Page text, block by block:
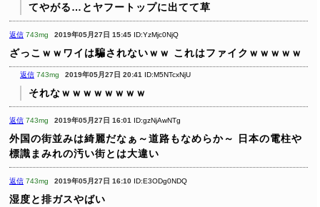
てやがる…とヤフートップに出てて草
返信 743mg 2019年05月27日 15:45 ID:YzMjc0NjQ
ざっこｗｗワイは騙されないｗｗ これはファイクｗｗｗｗｗ
返信 743mg 2019年05月27日 20:41 ID:M5NTcxNjU
それなｗｗｗｗｗｗｗｗ
返信 743mg 2019年05月27日 16:01 ID:gzNjAwNTg
外国の街並みは綺麗だなぁ～道路もなめらか～
日本の電柱や
標識まみれの汚い街とは大違い
返信 743mg 2019年05月27日 16:10 ID:E3ODg0NDQ
湿度と排ガスやばい